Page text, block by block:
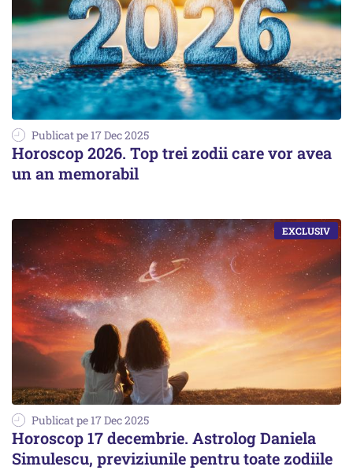
Publicat pe 17 Dec 2025
Horoscop 2026. Top trei zodii care vor avea
un an memorabil
Publicat pe 17 Dec 2025
Horoscop 17 decembrie. Astrolog Daniela
Simulescu, previziunile pentru toate zodiile